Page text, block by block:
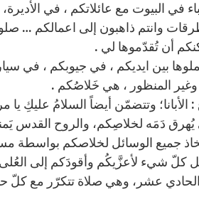
في البيوت مع عائلاتكم ، في
وانتم ذاهبون إلى اعمالكم …
أن تُقدّموها لي .
بين ايديكم ، في جيوبكم ، في
وغير المنظور ، هي خَلاصُكم .
وتتضمّن أيضاً السلامُ عليكِ
يُهرق دَمَه لخلاصِكم، والروح القدس
جميع الوسائل لخلاصكم بواسطة
كلّ شيء لأعزَّيكُم وأقودَكم إلى
عشر، وهي صلاة تتكرّر مع كلّ